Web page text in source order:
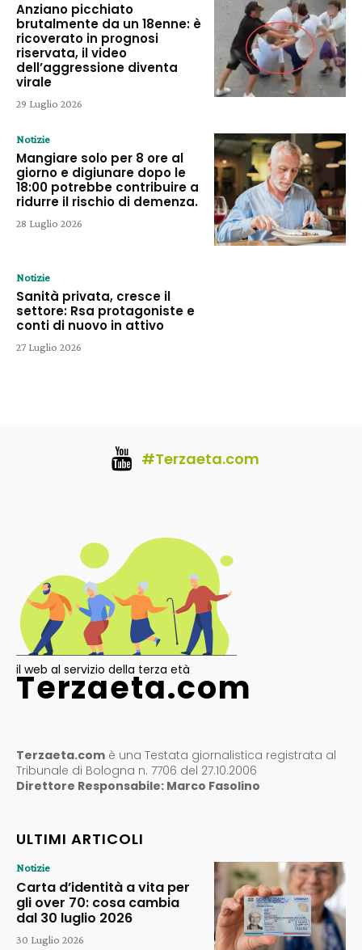
Anziano picchiato
brutalmente da un 18enne: è
ricoverato in prognosi
riservata, il video
dell’aggressione diventa
virale
29 Luglio 2026
Notizie
Mangiare solo per 8 ore al
giorno e digiunare dopo le
18:00 potrebbe contribuire a
ridurre il rischio di demenza.
28 Luglio 2026
Notizie
Sanità privata, cresce il
settore: Rsa protagoniste e
conti di nuovo in attivo
27 Luglio 2026
#Terzaeta.com
il web al servizio della terza età
Terzaeta.com
Terzaeta.com è una Testata giornalistica registrata al
Tribunale di Bologna n. 7706 del 27.10.2006
Direttore Responsabile: Marco Fasolino
ULTIMI ARTICOLI
Notizie
Carta d’identità a vita per
gli over 70: cosa cambia
dal 30 luglio 2026
30 Luglio 2026